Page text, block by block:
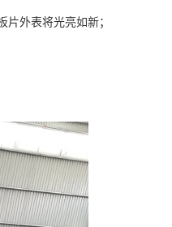
外表将光亮如新；